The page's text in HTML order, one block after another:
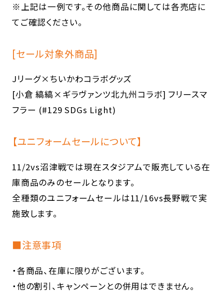
※上記は一例です。その他商品に関しては各売店に
てご確認ください。
[セール対象外商品]
Jリーグ×ちいかわコラボグッズ
[小倉 縞縞×ギラヴァンツ北九州コラボ] フリースマ
フラー (#129 SDGs Light)
【ユニフォームセールについて】
11/2vs沼津戦では現在スタジアムで販売している在
庫商品のみのセールとなります。
全種類のユニフォームセールは11/16vs長野戦で実
施致します。
■注意事項
・各商品、在庫に限りがございます。
・他の割引、キャンペーンとの併用はできません。